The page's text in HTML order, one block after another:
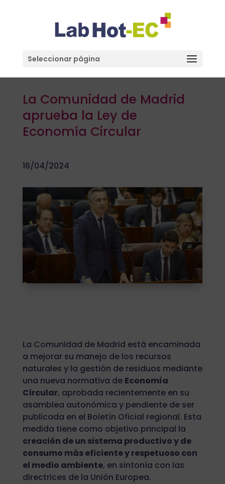
Seleccionar página
La Comunidad de Madrid
aprueba la Ley de
Economía Circular
16/04/2024
La Comunidad de Madrid está encaminada
a mejorar su manejo de los recursos
naturales y la gestión de residuos mediante
una nueva normativa de Economía
Circular, aprobada recientemente en su
asamblea autonómica y pendiente de ser
publicada en el Boletín Oficial regional. Esta
medida tiene como objetivo principal la
creación de un sistema productivo y de
consumo más eficiente y respetuoso con
el medio ambiente, en sintonía con las
directrices de la Unión Europea.